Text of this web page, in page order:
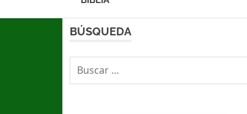
al
Vida
Valencia
BÚSQUEDA
Buscar: